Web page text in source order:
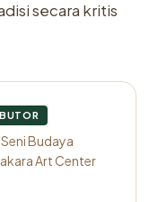
secara kritis
Budaya
Art Center